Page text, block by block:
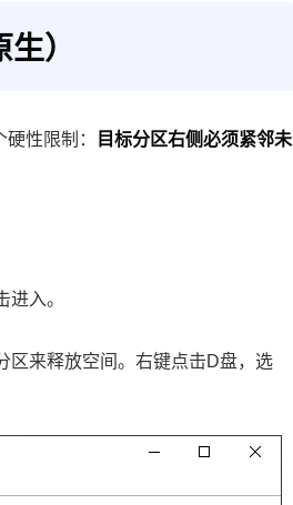
）
性限制：
目标分区右侧必须紧邻未
进入。
区来释放空间。右键点击D盘，选